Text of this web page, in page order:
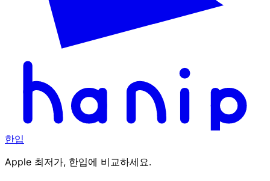
한입
Apple 최저가, 한입에 비교하세요.